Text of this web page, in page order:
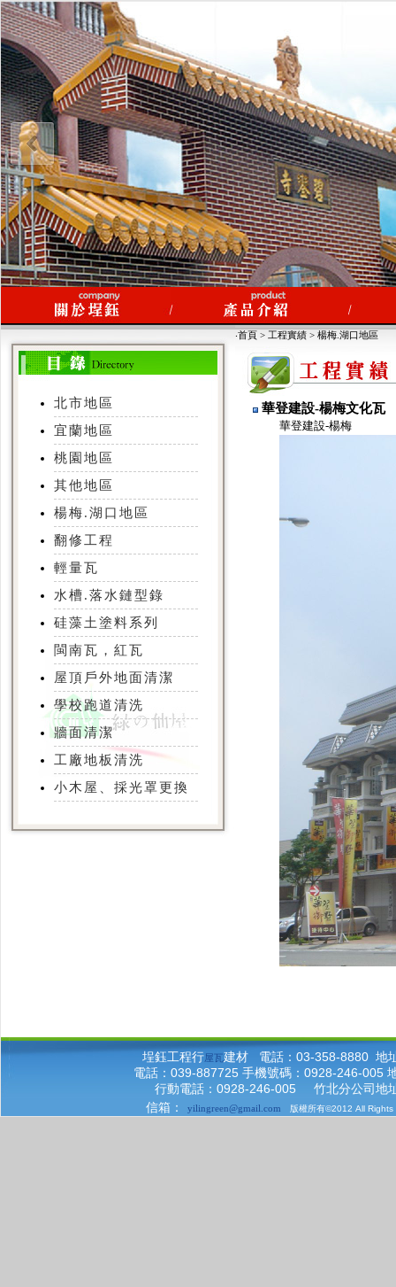
北市地區
宜蘭地區
桃園地區
其他地區
楊梅.湖口地區
翻修工程
輕量瓦
水槽.落水鏈型錄
硅藻土塗料系列
閩南瓦，紅瓦
屋頂戶外地面清潔
學校跑道清洗
牆面清潔
工廠地板清洗
小木屋、採光罩更換
‧首頁 > 工程實績 > 楊梅.湖口地區
華登建設-楊梅文化瓦
華登建設-楊梅
埕鈺工程行屋瓦建材 電話：03-358-8880 地
電話：039-887725 手機號碼：0928-246-005
行動電話：0928-246-005 竹北分公司地
信箱：
yilingreen@gmail.com 版權所有©2012 All